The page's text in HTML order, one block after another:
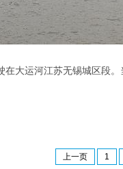
运河江苏无锡城区段。
上一页 1